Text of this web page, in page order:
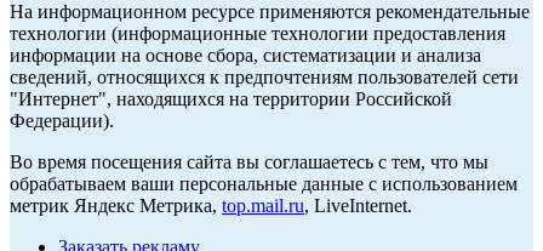
На информационном ресурсе применяются рекомендательные
технологии (информационные технологии предоставления
информации на основе сбора, систематизации и анализа
сведений, относящихся к предпочтениям пользователей сети
"Интернет", находящихся на территории Российской
Федерации).
Во время посещения сайта вы соглашаетесь с тем, что мы
обрабатываем ваши персональные данные с использованием
метрик Яндекс Метрика, top.mail.ru, LiveInternet.